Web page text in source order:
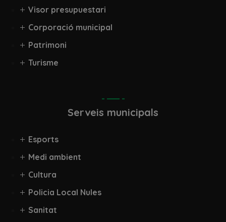
Visor presupuestari
Corporació municipal
Patrimoni
Turisme
Serveis municipals
Esports
Medi ambient
Cultura
Policia Local Nules
Sanitat